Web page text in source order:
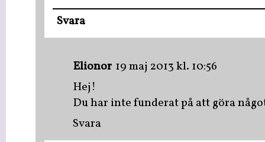
Svara
Elionor 19 maj 2013 kl. 10:56
Hej!
Du har inte funderat på att göra
Svara